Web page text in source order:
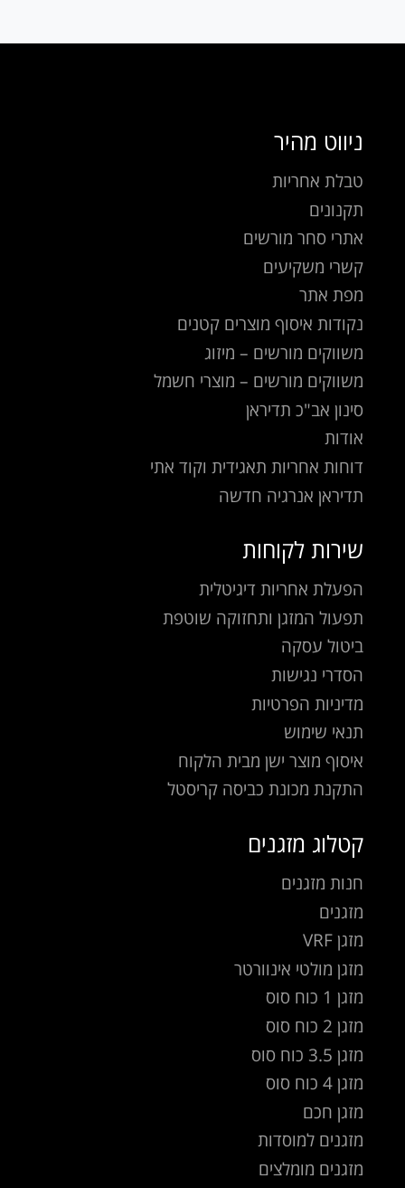
ניווט מהיר
טבלת אחריות
תקנונים
אתרי סחר מורשים
קשרי משקיעים
מפת אתר
נקודות איסוף מוצרים קטנים
משווקים מורשים – מיזוג
משווקים מורשים – מוצרי חשמל
סינון אב"כ תדיראן
אודות
דוחות אחריות תאגידית וקוד אתי
תדיראן אנרגיה חדשה
שירות לקוחות
הפעלת אחריות דיגיטלית
תפעול המזגן ותחזוקה שוטפת
ביטול עסקה
הסדרי נגישות
מדיניות הפרטיות
תנאי שימוש
איסוף מוצר ישן מבית הלקוח
התקנת מכונת כביסה קריסטל
קטלוג מזגנים
חנות מזגנים
מזגנים
מזגן VRF
מזגן מולטי אינוורטר
מזגן 1 כוח סוס
מזגן 2 כוח סוס
מזגן 3.5 כוח סוס
מזגן 4 כוח סוס
מזגן חכם
מזגנים למוסדות
מזגנים מומלצים